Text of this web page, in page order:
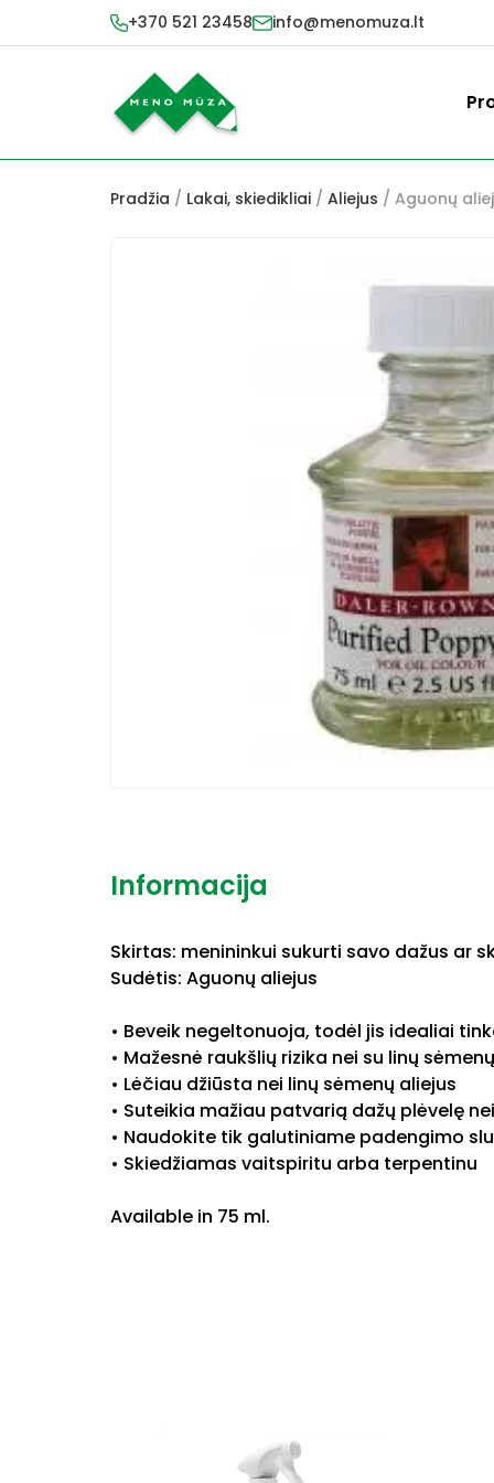
+370 521 23458 info@menomuza.lt
Pradžia / Lakai, skiedikliai / Aliejus / Aguonų
Informacija
Skirtas: menininkui sukurti savo dažus ar
Sudėtis: Aguonų aliejus
• Beveik negeltonuoja, todėl jis idealiai
• Mažesnė raukšlių rizika nei su linų
• Lėčiau džiūsta nei linų sėmenų aliejus
• Suteikia mažiau patvarią dažų plėvelę
• Naudokite tik galutiniame padengimo
• Skiedžiamas vaitspiritu arba terpentinu
Available in 75 ml.